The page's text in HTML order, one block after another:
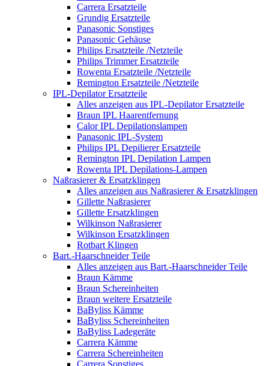
Carrera Ersatzteile
Grundig Ersatzteile
Panasonic Sonstiges
Panasonic Gehäuse
Philips Ersatzteile /Netzteile
Philips Trimmer Ersatzteile
Rowenta Ersatzteile /Netzteile
Remington Ersatzteile /Netzteile
IPL-Depilator Ersatzteile
Alles anzeigen aus IPL-Depilator Ersatzteile
Braun IPL Haarentfernung
Calor IPL Depilationslampen
Panasonic IPL-System
Philips IPL Depilierer Ersatzteile
Remington IPL Depilation Lampen
Rowenta IPL Depilations-Lampen
Naßrasierer & Ersatzklingen
Alles anzeigen aus Naßrasierer & Ersatzklingen
Gillette Naßrasierer
Gillette Ersatzklingen
Wilkinson Naßrasierer
Wilkinson Ersatzklingen
Rotbart Klingen
Bart.-Haarschneider Teile
Alles anzeigen aus Bart.-Haarschneider Teile
Braun Kämme
Braun Schereinheiten
Braun weitere Ersatzteile
BaByliss Kämme
BaByliss Schereinheiten
BaByliss Ladegeräte
Carrera Kämme
Carrera Schereinheiten
Carrera Sonstiges